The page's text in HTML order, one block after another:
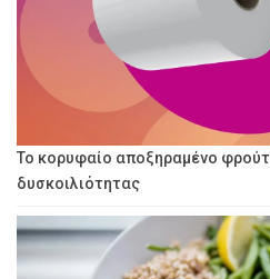
Το κορυφαίο αποξηραμένο
δυσκοιλιότητας